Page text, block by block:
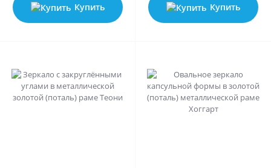
Купить Купить